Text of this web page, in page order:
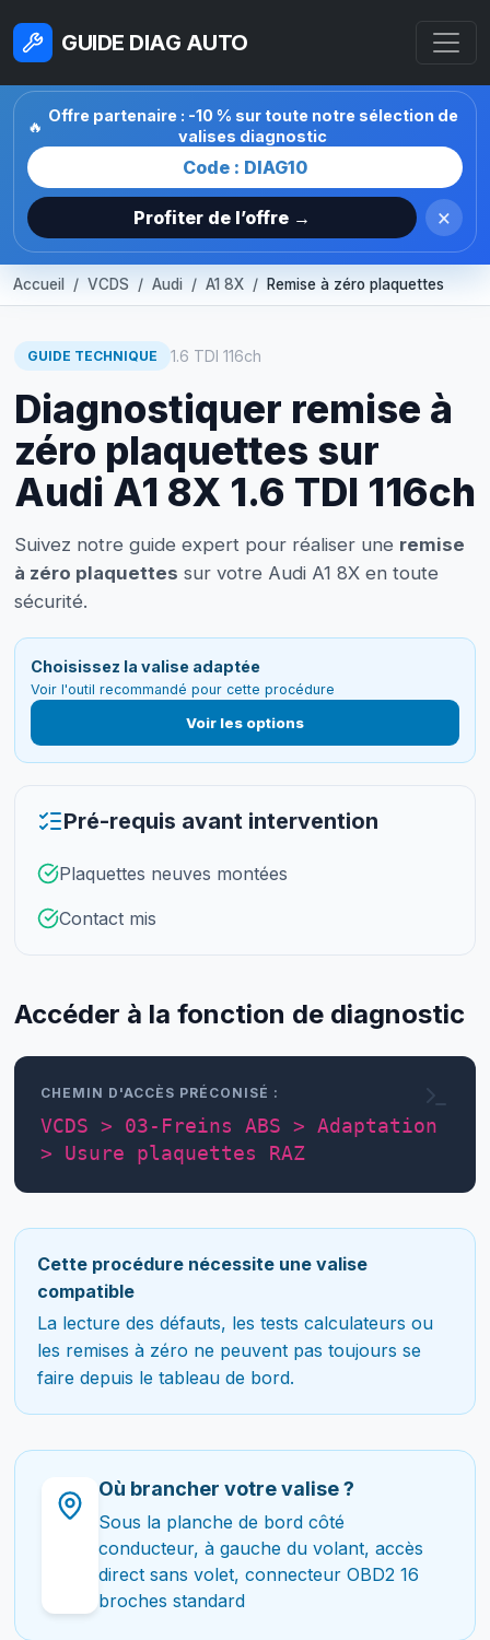
GUIDE DIAG AUTO
🔥
Offre partenaire : -10 % sur toute notre sélection de
valises diagnostic
Code : DIAG10
Profiter de l’offre → ×
Accueil VCDS Audi A1 8X Remise à zéro plaquettes
GUIDE TECHNIQUE 1.6 TDI 116ch
Diagnostiquer remise à
zéro plaquettes sur
Audi A1 8X 1.6 TDI 116ch
Suivez notre guide expert pour réaliser une remise
à zéro plaquettes sur votre Audi A1 8X en toute
sécurité.
Choisissez la valise adaptée
Voir l'outil recommandé pour cette procédure
Voir les options
Pré-requis avant intervention
Plaquettes neuves montées
Contact mis
Accéder à la fonction de diagnostic
CHEMIN D'ACCÈS PRÉCONISÉ :
VCDS > 03-Freins ABS > Adaptation
> Usure plaquettes RAZ
Cette procédure nécessite une valise
compatible
La lecture des défauts, les tests calculateurs ou
les remises à zéro ne peuvent pas toujours se
faire depuis le tableau de bord.
Où brancher votre valise ?
Sous la planche de bord côté
conducteur, à gauche du volant, accès
direct sans volet, connecteur OBD2 16
broches standard